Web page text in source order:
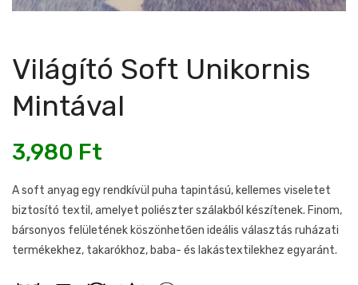
Világító Soft Unikornis
Mintával
3,980 Ft
A soft anyag egy rendkívül puha tapintású, kellemes viseletet
biztosító textil, amelyet poliészter szálakból készítenek. Finom,
bársonyos felületének köszönhetően ideális választás ruházati
termékekhez, takarókhoz, baba- és lakástextilekhez egyaránt.